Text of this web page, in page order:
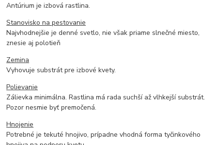
Antúrium je izbová rastlina.
Stanovisko na pestovanie
Najvhodnejšie je denné svetlo, nie však priame slnečné miesto,
znesie aj polotieň
Zemina
Vyhovuje substrát pre izbové kvety.
Polievanie
Zálievka minimálna. Rastlina má rada suchší až vlhkejší substrát.
Pozor nesmie byť premočená.
Hnojenie
Potrebné je tekuté hnojivo, prípadne vhodná forma tyčinkového